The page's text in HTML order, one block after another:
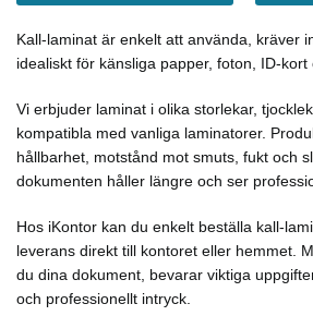
Kall-laminat är enkelt att använda, kräver
idealiskt för känsliga papper, foton, ID-kort
Vi erbjuder laminat i olika storlekar,
kompatibla med vanliga laminatorer.
hållbarhet, motstånd mot smuts, fukt och
dokumenten håller längre och ser
Hos iKontor kan du enkelt beställa kall-
leverans direkt till kontoret eller hemmet.
du dina dokument, bevarar viktiga
och professionellt intryck.